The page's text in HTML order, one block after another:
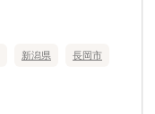
新潟県 長岡市